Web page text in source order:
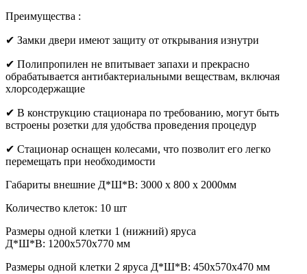
Преимущества :
✔ Замки двери имеют защиту от открывания изнутри
✔ Полипропилен не впитывает запахи и прекрасно
обрабатывается антибактериальными веществам, включая
хлорсодержащие
✔ В конструкцию стационара по требованию, могут быть
встроены розетки для удобства проведения процедур
✔ Стационар оснащен колесами, что позволит его легко
перемещать при необходимости
Габариты внешние Д*Ш*В: 3000 х 800 х 2000мм
Количество клеток: 10 шт
Размеры одной клетки 1 (нижний) яруса
Д*Ш*В: 1200х570х770 мм
Размеры одной клетки 2 яруса Д*Ш*В: 450х570х470 мм